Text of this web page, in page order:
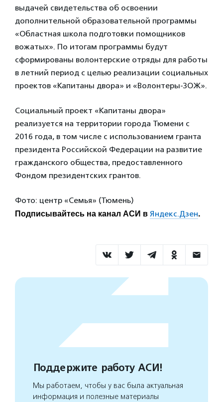
выдачей свидетельства об освоении
дополнительной образовательной программы
«Областная школа подготовки помощников
вожатых». По итогам программы будут
сформированы волонтерские отряды для работы
в летний период с целью реализации социальных
проектов «Капитаны двора» и «Волонтеры-ЗОЖ».
Социальный проект «Капитаны двора»
реализуется на территории города Тюмени с
2016 года, в том числе с использованием гранта
президента Российской Федерации на развитие
гражданского общества, предоставленного
Фондом президентских грантов.
Фото: центр «Семья» (Тюмень)
Подписывайтесь на канал АСИ в Яндекс.Дзен.
Поддержите работу АСИ!
Мы работаем, чтобы у вас была актуальная
информация и полезные материалы